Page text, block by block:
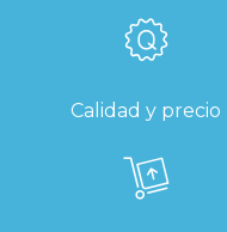
Calidad y precio